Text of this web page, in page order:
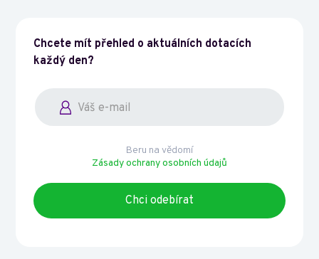
Chcete mít přehled o aktuálních dotacích
každý den?
Beru na vědomí
Zásady ochrany osobních údajů